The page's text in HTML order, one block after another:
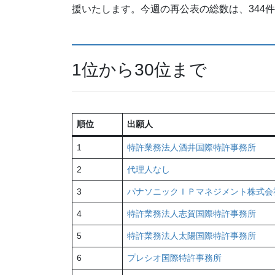
援いたします。今週の再公表の総数は、344件
1位から30位まで
順位 出願人
1 特許業務法人酒井国際特許事務所
2 代理人なし
3 パナソニックＩＰマネジメント株式
4 特許業務法人志賀国際特許事務所
5 特許業務法人太陽国際特許事務所
6 プレシオ国際特許事務所